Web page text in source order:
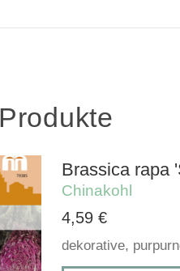
Brassica rapa
Chinakohl
4,59 €
dekorative,